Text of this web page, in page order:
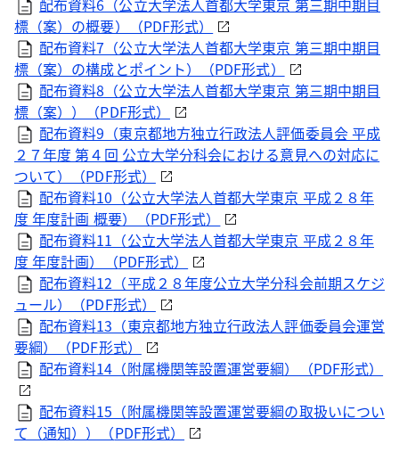
配布資料6（公立大学法人首都大学東京 第三期中期目
標（案）の概要）（PDF形式）
配布資料7（公立大学法人首都大学東京 第三期中期目
標（案）の構成とポイント）（PDF形式）
配布資料8（公立大学法人首都大学東京 第三期中期目
標（案））（PDF形式）
配布資料9（東京都地方独立行政法人評価委員会 平成
２７年度 第４回 公立大学分科会における意見への対応に
ついて）（PDF形式）
配布資料10（公立大学法人首都大学東京 平成２８年
度 年度計画 概要）（PDF形式）
配布資料11（公立大学法人首都大学東京 平成２８年
度 年度計画）（PDF形式）
配布資料12（平成２８年度公立大学分科会前期スケジ
ュール）（PDF形式）
配布資料13（東京都地方独立行政法人評価委員会運営
要綱）（PDF形式）
配布資料14（附属機関等設置運営要綱）（PDF形式）
配布資料15（附属機関等設置運営要綱の取扱いについ
て（通知））（PDF形式）